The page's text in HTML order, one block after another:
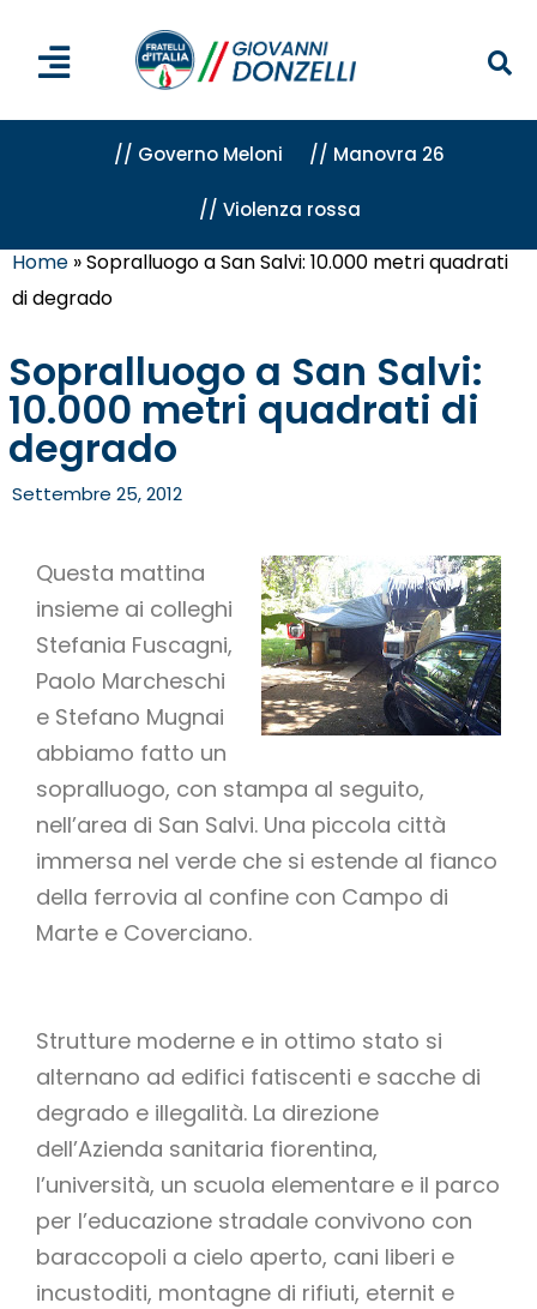
// Governo Meloni // Manovra 26
// Violenza rossa
Home »Sopralluogo a San Salvi: 10.000 metri quadrati
di degrado
Sopralluogo a San Salvi:
10.000 metri quadrati di
degrado
Settembre 25, 2012
Questa mattina
insieme ai colleghi
Stefania Fuscagni,
Paolo Marcheschi
e Stefano Mugnai
abbiamo fatto un
sopralluogo, con stampa al seguito,
nell’area di San Salvi. Una piccola città
immersa nel verde che si estende al fianco
della ferrovia al confine con Campo di
Marte e Coverciano.
Strutture moderne e in ottimo stato si
alternano ad edifici fatiscenti e sacche di
degrado e illegalità. La direzione
dell’Azienda sanitaria fiorentina,
l’università, un scuola elementare e il parco
per l’educazione stradale convivono con
baraccopoli a cielo aperto, cani liberi e
incustoditi, montagne di rifiuti, eternit e